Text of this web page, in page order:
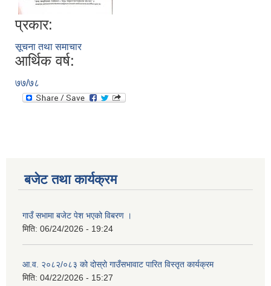
प्रकार:
सूचना तथा समाचार
आर्थिक वर्ष:
७७/७८
बजेट तथा कार्यक्रम
गाउँ सभामा बजेट पेश भएको विबरण ।
मिति: 06/24/2026 - 19:24
आ.व. २०८२/०८३ को दोस्रो गाउँसभावाट पारित विस्तृत कार्यक्रम
मिति: 04/22/2026 - 15:27